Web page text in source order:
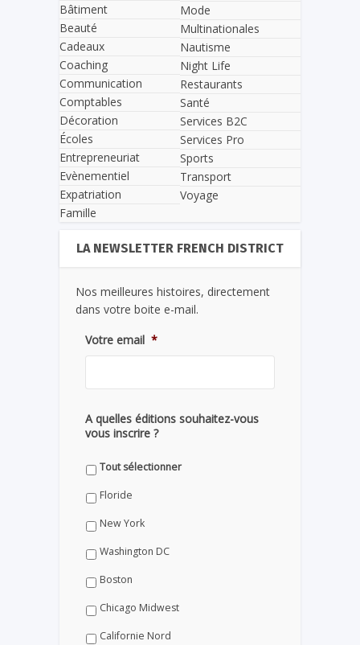
Bâtiment
Beauté
Cadeaux
Coaching
Communication
Comptables
Décoration
Écoles
Entrepreneuriat
Evènementiel
Expatriation
Famille
Mode
Multinationales
Nautisme
Night Life
Restaurants
Santé
Services B2C
Services Pro
Sports
Transport
Voyage
LA NEWSLETTER FRENCH DISTRICT
Nos meilleures histoires, directement
dans votre boite e-mail.
Votre email *
A quelles éditions souhaitez-vous
vous inscrire ?
Tout sélectionner
Floride
New York
Washington DC
Boston
Chicago Midwest
Californie Nord